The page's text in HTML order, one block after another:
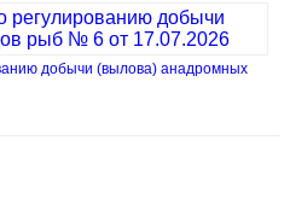
добычи (вылова) анадромных